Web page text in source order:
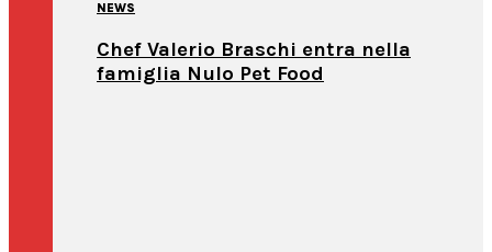
NEWS
Chef Valerio Braschi entra nella
famiglia Nulo Pet Food